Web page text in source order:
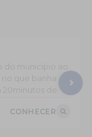
que banha a
CONHECER